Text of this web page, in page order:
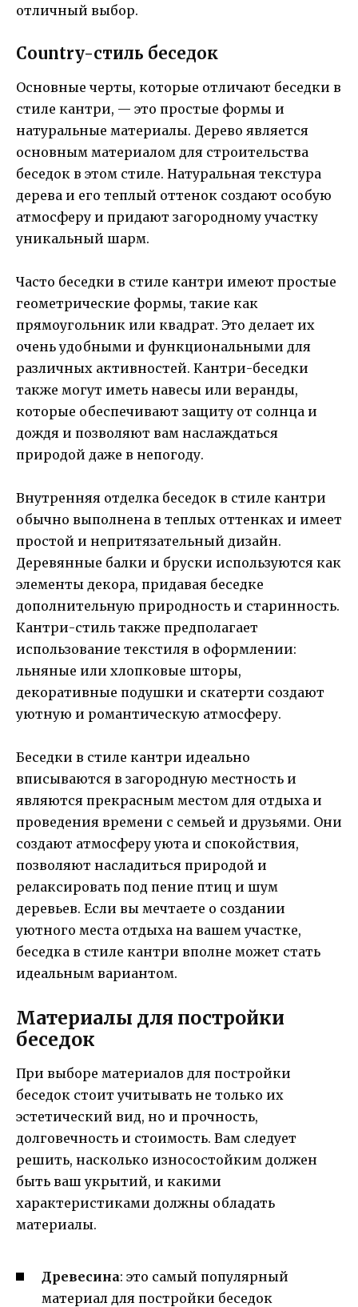
отличный выбор.
Country-стиль беседок
Основные черты, которые отличают беседки в
стиле кантри, — это простые формы и
натуральные материалы. Дерево является
основным материалом для строительства
беседок в этом стиле. Натуральная текстура
дерева и его теплый оттенок создают особую
атмосферу и придают загородному участку
уникальный шарм.
Часто беседки в стиле кантри имеют простые
геометрические формы, такие как
прямоугольник или квадрат. Это делает их
очень удобными и функциональными для
различных активностей. Кантри-беседки
также могут иметь навесы или веранды,
которые обеспечивают защиту от солнца и
дождя и позволяют вам наслаждаться
природой даже в непогоду.
Внутренняя отделка беседок в стиле кантри
обычно выполнена в теплых оттенках и имеет
простой и непритязательный дизайн.
Деревянные балки и бруски используются как
элементы декора, придавая беседке
дополнительную природность и старинность.
Кантри-стиль также предполагает
использование текстиля в оформлении:
льняные или хлопковые шторы,
декоративные подушки и скатерти создают
уютную и романтическую атмосферу.
Беседки в стиле кантри идеально
вписываются в загородную местность и
являются прекрасным местом для отдыха и
проведения времени с семьей и друзьями. Они
создают атмосферу уюта и спокойствия,
позволяют насладиться природой и
релаксировать под пение птиц и шум
деревьев. Если вы мечтаете о создании
уютного места отдыха на вашем участке,
беседка в стиле кантри вполне может стать
идеальным вариантом.
Материалы для постройки
беседок
При выборе материалов для постройки
беседок стоит учитывать не только их
эстетический вид, но и прочность,
долговечность и стоимость. Вам следует
решить, насколько износостойким должен
быть ваш укрытий, и какими
характеристиками должны обладать
материалы.
Древесина: это самый популярный
материал для постройки беседок